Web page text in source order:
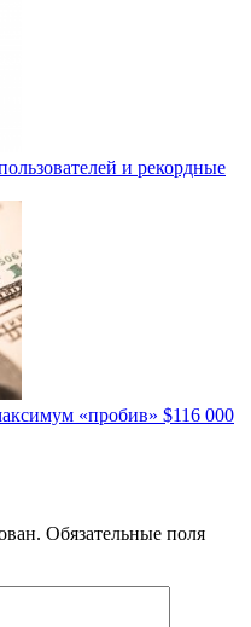
и рекордные
«пробив» $116 000
Обязательные поля